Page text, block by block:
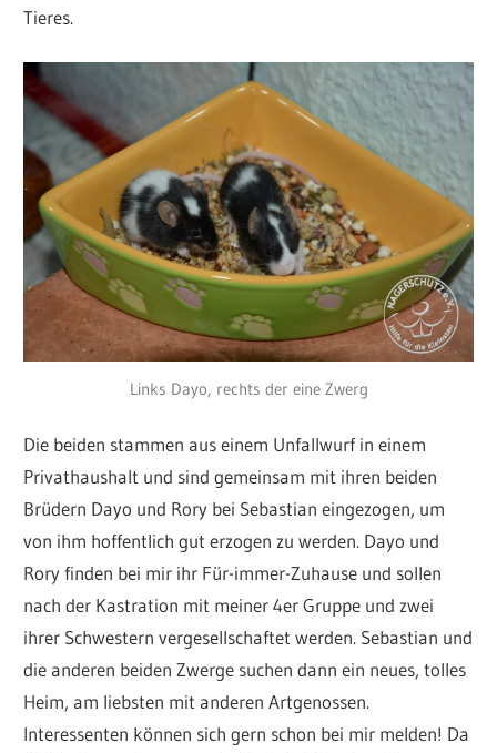
Tieres.
Links Dayo, rechts der eine Zwerg
Die beiden stammen aus einem Unfallwurf in einem
Privathaushalt und sind gemeinsam mit ihren beiden
Brüdern Dayo und Rory bei Sebastian eingezogen, um
von ihm hoffentlich gut erzogen zu werden. Dayo und
Rory finden bei mir ihr Für-immer-Zuhause und sollen
nach der Kastration mit meiner 4er Gruppe und zwei
ihrer Schwestern vergesellschaftet werden. Sebastian und
die anderen beiden Zwerge suchen dann ein neues, tolles
Heim, am liebsten mit anderen Artgenossen.
Interessenten können sich gern schon bei mir melden! Da